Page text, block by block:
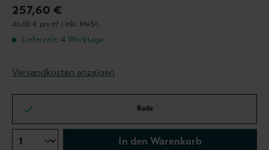
257,60 €
46,00 € pro m² | inkl. MwSt.
Lieferzeit: 4 Werktage
Versandkosten anzeigen
Rolle
In den Warenkorb